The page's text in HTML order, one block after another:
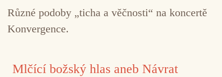
Různé podoby „ticha a věčnosti“ na koncertě
Konvergence.
Mlčící božský hlas aneb Návrat